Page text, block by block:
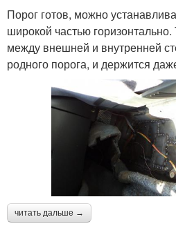
Порог готов, можно
широкой частью горизонтально.
между внешней и внутренней
родного порога, и держится
читать дальше →